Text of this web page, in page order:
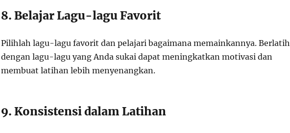
8. Belajar Lagu-lagu Favorit
Pilihlah lagu-lagu favorit dan pelajari bagaimana memainkannya. Berlatih
dengan lagu-lagu yang Anda sukai dapat meningkatkan motivasi dan
membuat latihan lebih menyenangkan.
9. Konsistensi dalam Latihan